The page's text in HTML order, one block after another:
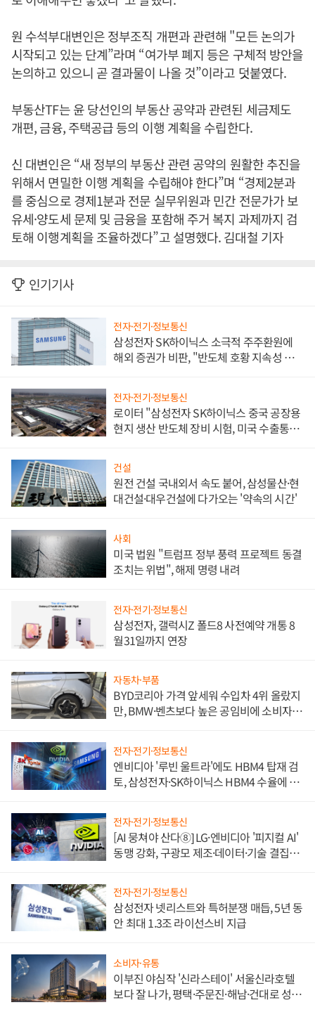
원 수석부대변인은 정부조직 개편과 관련해 "모든 논의가
시작되고 있는 단계”라며 “여가부 폐지 등은 구체적 방안을
논의하고 있으니 곧 결과물이 나올 것”이라고 덧붙였다.
부동산TF는 윤 당선인의 부동산 공약과 관련된 세금제도
개편, 금융, 주택공급 등의 이행 계획을 수립한다.
신 대변인은 “새 정부의 부동산 관련 공약의 원활한 추진을
위해서 면밀한 이행 계획을 수립해야 한다”며 “경제2분과
를 중심으로 경제1분과 전문 실무위원과 민간 전문가가 보
유세·양도세 문제 및 금융을 포함해 주거 복지 과제까지 검
토해 이행계획을 조율하겠다”고 설명했다. 김대철 기자
인기기사
전자·전기·정보통신
삼성전자 SK하이닉스 소극적 주주환원에
해외 증권가 비판, "반도체 호황 지속성 의
전자·전기·정보통신
로이터 "삼성전자 SK하이닉스 중국 공장용
현지 생산 반도체 장비 시험, 미국 수출통제
건설
원전 건설 국내외서 속도 붙어, 삼성물산·현
대건설·대우건설에 다가오는 '약속의 시간'
사회
미국 법원 "트럼프 정부 풍력 프로젝트 동결
조치는 위법", 해제 명령 내려
전자·전기·정보통신
삼성전자, 갤럭시Z 폴드8 사전예약 개통 8
월31일까지 연장
자동차·부품
BYD코리아 가격 앞세워 수입차 4위 올랐지
만, BMW·벤츠보다 높은 공임비에 소비자
전자·전기·정보통신
엔비디아 '루빈 울트라'에도 HBM4 탑재 검
토, 삼성전자·SK하이닉스 HBM4 수율에 주
전자·전기·정보통신
[AI 뭉쳐야 산다⑧] LG·엔비디아 '피지컬 AI'
동맹 강화, 구광모 제조·데이터·기술 결집
전자·전기·정보통신
삼성전자 넷리스트와 특허분쟁 매듭, 5년 동
안 최대 1.3조 라이선스비 지급
소비자·유통
이부진 야심작 '신라스테이' 서울신라호텔
보다 잘 나가, 평택·주문진·해남·건대로 성